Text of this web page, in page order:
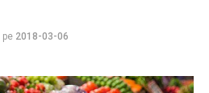
pe 2018-03-06